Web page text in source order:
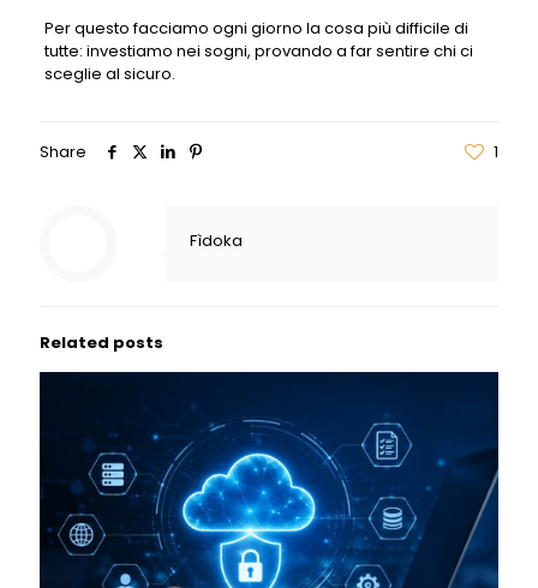
Per questo facciamo ogni giorno la cosa più difficile di
tutte: investiamo nei sogni, provando a far sentire chi ci
sceglie al sicuro.
Share 1
Fìdoka
Related posts